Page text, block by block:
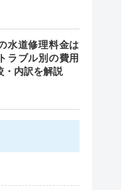
水道修理料金は
ラブル別の費用
・内訳を解説